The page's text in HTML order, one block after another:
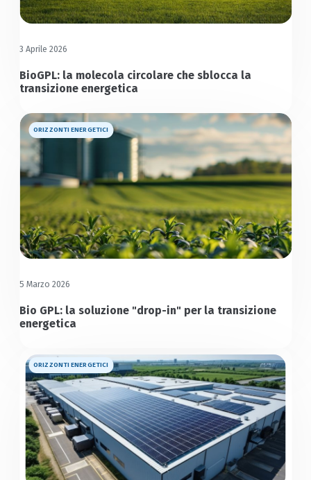
3 Aprile 2026
BioGPL: la molecola circolare che sblocca la
transizione energetica
ORIZZONTI ENERGETICI
5 Marzo 2026
Bio GPL: la soluzione "drop-in" per la transizione
energetica
ORIZZONTI ENERGETICI